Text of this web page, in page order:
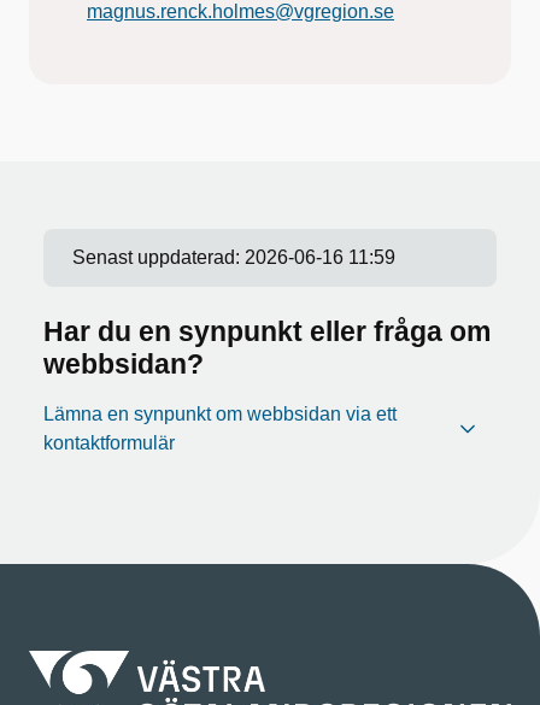
magnus.renck.holmes@vgregion.se
Senast uppdaterad: 2026-06-16 11:59
Har du en synpunkt eller fråga om
webbsidan?
Lämna en synpunkt om webbsidan via ett
kontaktformulär